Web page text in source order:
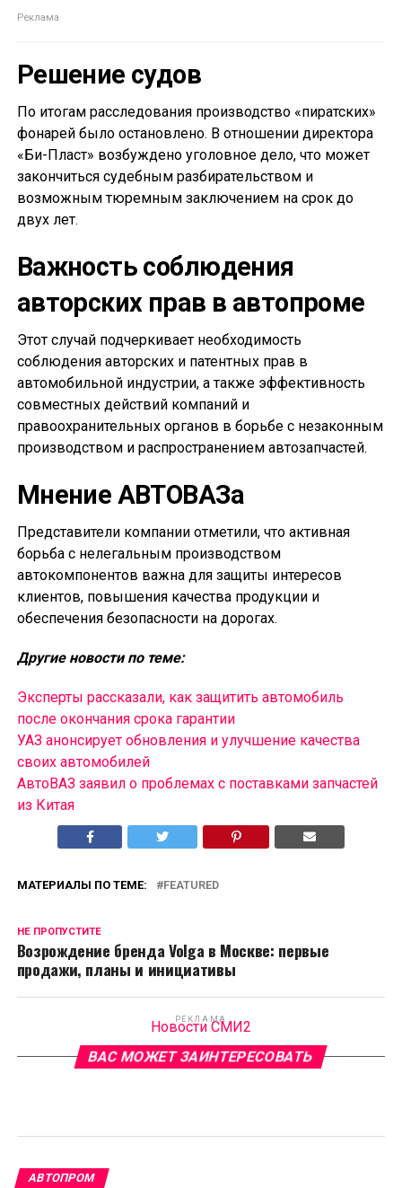
Решение судов
По итогам расследования производство «пиратских»
фонарей было остановлено. В отношении директора
«Би-Пласт» возбуждено уголовное дело, что может
закончиться судебным разбирательством и
возможным тюремным заключением на срок до
двух лет.
Важность соблюдения
авторских прав в автопроме
Этот случай подчеркивает необходимость
соблюдения авторских и патентных прав в
автомобильной индустрии, а также эффективность
совместных действий компаний и
правоохранительных органов в борьбе с незаконным
производством и распространением автозапчастей.
Мнение АВТОВАЗа
Представители компании отметили, что активная
борьба с нелегальным производством
автокомпонентов важна для защиты интересов
клиентов, повышения качества продукции и
обеспечения безопасности на дорогах.
Другие новости по теме:
Эксперты рассказали, как защитить автомобиль
после окончания срока гарантии
УАЗ анонсирует обновления и улучшение качества
своих автомобилей
АвтоВАЗ заявил о проблемах с поставками запчастей
из Китая
МАТЕРИАЛЫ ПО ТЕМЕ: FEATURED
НЕ ПРОПУСТИТЕ
Возрождение бренда Volga в Москве: первые
продажи, планы и инициативы
РЕКЛАМА
Новости СМИ2
ВАС МОЖЕТ ЗАИНТЕРЕСОВАТЬ
АВТОПРОМ